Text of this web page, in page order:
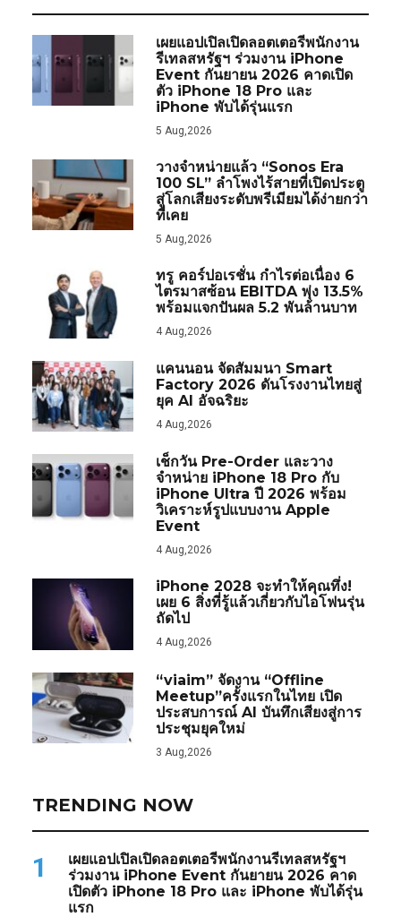
เผยแอปเปิลเปิดลอตเตอรีพนักงาน
รีเทลสหรัฐฯ ร่วมงาน iPhone
Event กันยายน 2026 คาดเปิด
ตัว iPhone 18 Pro และ
iPhone พับได้รุ่นแรก
5 Aug,2026
วางจำหน่ายแล้ว “Sonos Era
100 SL” ลำโพงไร้สายที่เปิดประตู
สู่โลกเสียงระดับพรีเมียมได้ง่ายกว่า
ที่เคย
5 Aug,2026
ทรู คอร์ปอเรชั่น กำไรต่อเนื่อง 6
ไตรมาสซ้อน EBITDA พุ่ง 13.5%
พร้อมแจกปันผล 5.2 พันล้านบาท
4 Aug,2026
แคนนอน จัดสัมมนา Smart
Factory 2026 ดันโรงงานไทยสู่
ยุค AI อัจฉริยะ
4 Aug,2026
เช็กวัน Pre-Order และวาง
จำหน่าย iPhone 18 Pro กับ
iPhone Ultra ปี 2026 พร้อม
วิเคราะห์รูปแบบงาน Apple
Event
4 Aug,2026
iPhone 2028 จะทำให้คุณทึ่ง!
เผย 6 สิ่งที่รู้แล้วเกี่ยวกับไอโฟนรุ่น
ถัดไป
4 Aug,2026
“viaim” จัดงาน “Offline
Meetup”ครั้งแรกในไทย เปิด
ประสบการณ์ AI บันทึกเสียงสู่การ
ประชุมยุคใหม่
3 Aug,2026
TRENDING NOW
1
เผยแอปเปิลเปิดลอตเตอรีพนักงานรีเทลสหรัฐฯ
ร่วมงาน iPhone Event กันยายน 2026 คาด
เปิดตัว iPhone 18 Pro และ iPhone พับได้รุ่น
แรก